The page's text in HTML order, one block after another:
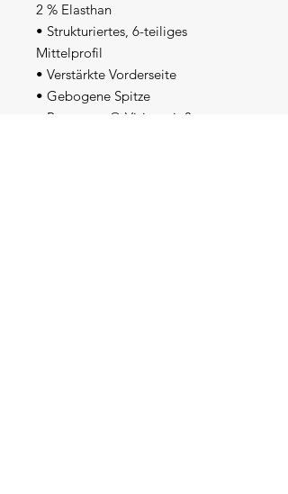
2 % Elasthan
• Strukturiertes, 6-teiliges
Mittelprofil
• Verstärkte Vorderseite
• Gebogene Spitze
• Permacurv®-Visier mit 8